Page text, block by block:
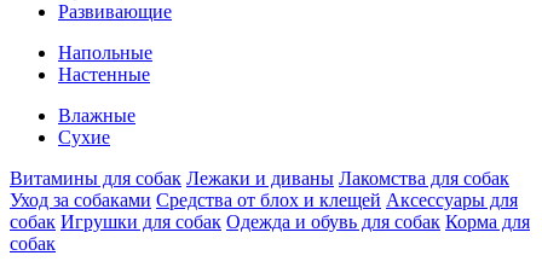
Развивающие
Напольные
Настенные
Влажные
Сухие
Витaмины для собак Лежаки и диваны Лакомства для собак
Уход за собаками Средства от блох и клещей Аксессуары для
собак Игрушки для собак Одежда и обувь для собак Корма для
собак